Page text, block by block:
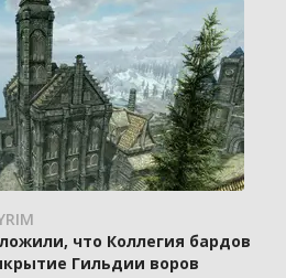
что Коллегия бардов
Гильдии воров